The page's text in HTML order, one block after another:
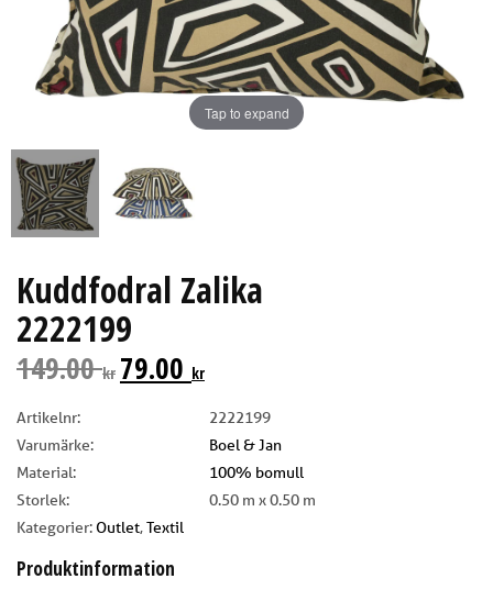
Tap to expand
Kuddfodral Zalika
2222199
149.00kr 79.00 kr
Artikelnr:
2222199
Varumärke:
Boel & Jan
Material:
100% bomull
Storlek:
0.50 m x 0.50 m
Kategorier: Outlet,Textil
Produktinformation